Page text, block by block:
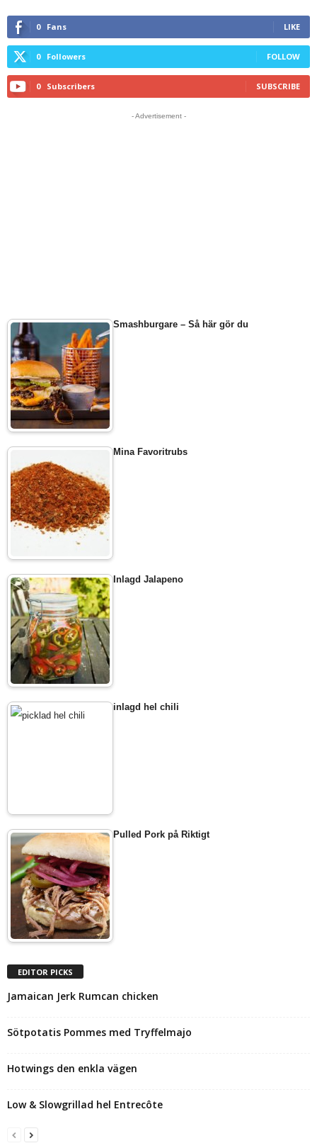
0 Fans LIKE
0 Followers FOLLOW
0 Subscribers SUBSCRIBE
- Advertisement -
Smashburgare – Så här gör du
Mina Favoritrubs
Inlagd Jalapeno
inlagd hel chili
Pulled Pork på Riktigt
EDITOR PICKS
Jamaican Jerk Rumcan chicken
Sötpotatis Pommes med Tryffelmajo
Hotwings den enkla vägen
Low & Slowgrillad hel Entrecôte